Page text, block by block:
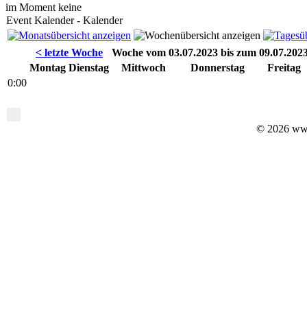
im Moment keine
Event Kalender - Kalender
< letzte Woche
Woche vom 03.07.2023 bis zum
Montag Dienstag Mittwoch Donnerstag
Freitag
0:00
© 2026